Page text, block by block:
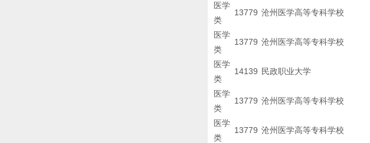
医学
类
13779 沧州医学高等专科学校
医学
类
13779 沧州医学高等专科学校
医学
类
14139 民政职业大学
医学
类
13779 沧州医学高等专科学校
医学
类
13779 沧州医学高等专科学校